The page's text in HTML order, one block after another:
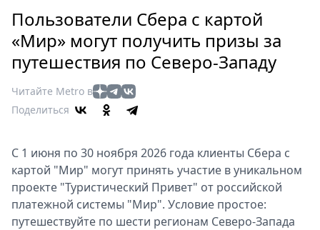
Россия
Мир
Здоровье
Туризм
Мода
Кино
Афиша
Книги
Выставки
Пользователи Сбера с картой
«Мир» могут получить призы за
путешествия по Северо-Западу
Читайте Metro в
Поделиться
С 1 июня по 30 ноября 2026 года клиенты Сбера с
картой "Мир" могут принять участие в уникальном
проекте "Туристический Привет" от российской
платежной системы "Мир". Условие простое:
путешествуйте по шести регионам Северо-Запада